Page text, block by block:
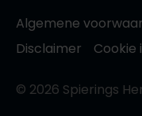
Algemene
Disclaimer
© 2026 Spierings